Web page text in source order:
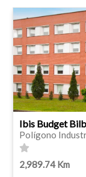
Ibis Budget
Polígono
2,989.74 Km